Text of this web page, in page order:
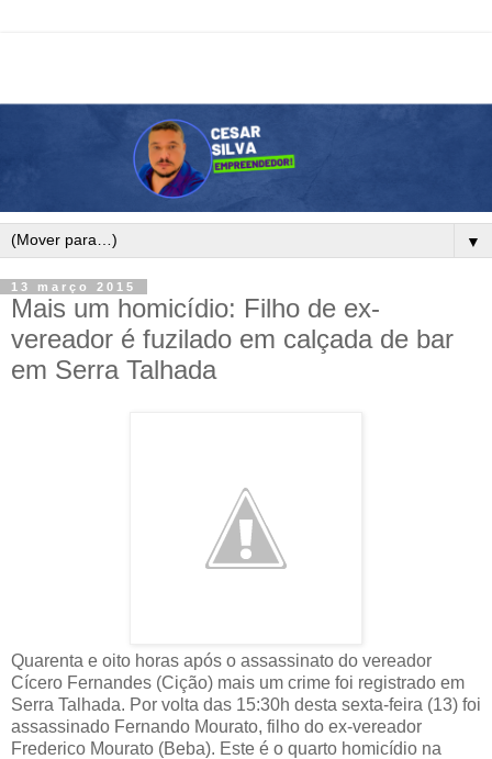
▼
13 março 2015
Mais um homicídio: Filho de ex-
vereador é fuzilado em calçada de bar
em Serra Talhada
Quarenta e oito horas após o assassinato do vereador
Cícero Fernandes (Cição) mais um crime foi registrado em
Serra Talhada. Por volta das 15:30h desta sexta-feira (13) foi
assassinado Fernando Mourato, filho do ex-vereador
Frederico Mourato (Beba). Este é o quarto homicídio na